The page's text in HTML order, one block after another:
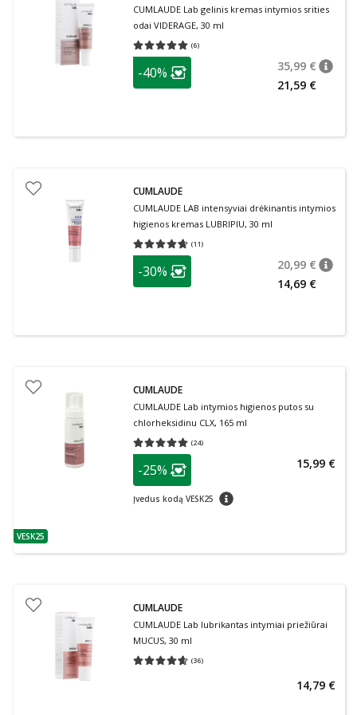
CUMLAUDE Lab gelinis kremas intymios srities
odai VIDERAGE, 30 ml
(6)
Vidutinis įvertinimas 5.00
patarimas
Lojalumo klubo narių nuolaida
-40% 35,99 €
21,59 €
CUMLAUDE
CUMLAUDE LAB intensyviai drėkinantis intymios
higienos kremas LUBRIPIU, 30 ml
(11)
Vidutinis įvertinimas 4.64
patarimas
Lojalumo klubo narių nuolaida
-30% 20,99 €
14,69 €
patarimas
VESK25
CUMLAUDE
CUMLAUDE Lab intymios higienos putos su
chlorheksidinu CLX, 165 ml
(24)
Vidutinis įvertinimas 5.00
patarimas
Lojalumo klubo narių nuolaida
-25%
Įvedus kodą VESK25 patarimas
15,99 €
CUMLAUDE
CUMLAUDE Lab lubrikantas intymiai priežiūrai
MUCUS, 30 ml
(36)
Vidutinis įvertinimas 4.61
14,79 €